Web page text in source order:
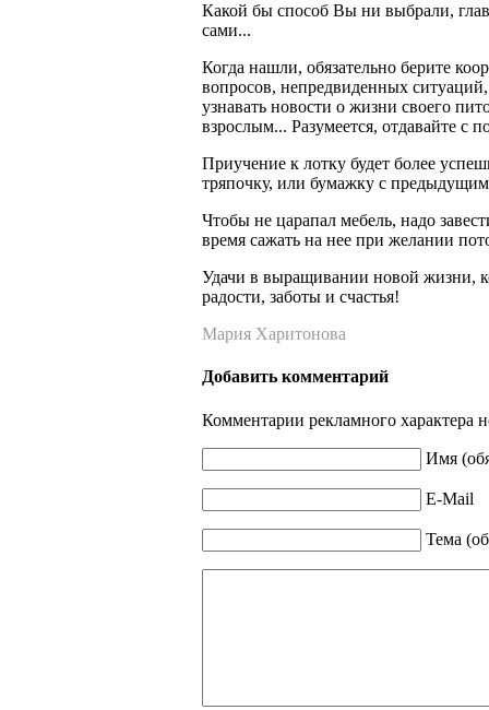
Какой бы способ Вы ни выбрали,
сами...
Когда нашли, обязательно берите
вопросов, непредвиденных
узнавать новости о жизни своего
взрослым... Разумеется, отдавайте с
Приучение к лотку будет более
тряпочку, или бумажку с
Чтобы не царапал мебель, надо
время сажать на нее при желании
Удачи в выращивании новой жизни,
радости, заботы и счастья!
Мария Харитонова
Добавить комментарий
Комментарии рекламного характера
Имя
E-Mail
Тема